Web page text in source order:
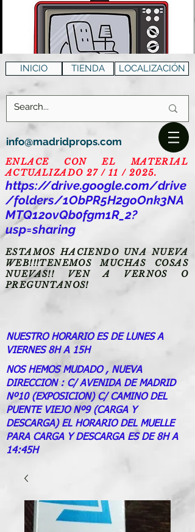
INICIO TIENDA LOCALIZACIÓN
info@madridprops.com
ENLACE CON EL MATERIAL
ACTUALIZADO 27 / 11 / 2025.
https://drive.google.com/drive
/folders/1ObPR5H2goOnk3NA
MTQ12ovQb0fgm1R_2?
usp=sharing
ESTAMOS HACIENDO UNA NUEVA
WEB!!!TENEMOS MUCHAS COSAS
NUEVAS!! VEN A VERNOS O
PREGUNTANOS!
NUESTRO HORARIO ES DE LUNES A
VIERNES 8H A 15H
NOS HEMOS MUDADO , NUEVA
DIRECCION : C/ AVENIDA DE MADRID
Nº10 (EXPOSICION) C/ CAMINO DEL
PUENTE VIEJO Nº9 (CARGA Y
DESCARGA) EL HORARIO DEL MUELLE
PARA CARGA Y DESCARGA ES DE 8H A
14:45H